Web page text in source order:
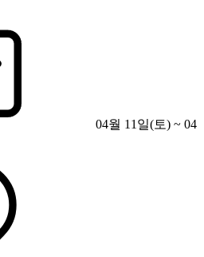
04월 11일(토) ~ 04